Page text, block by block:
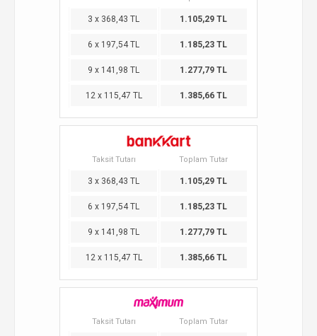
3 x 368,43 TL 1.105,29 TL
6 x 197,54 TL 1.185,23 TL
9 x 141,98 TL 1.277,79 TL
12 x 115,47 TL 1.385,66 TL
Taksit Tutarı Toplam Tutar
3 x 368,43 TL 1.105,29 TL
6 x 197,54 TL 1.185,23 TL
9 x 141,98 TL 1.277,79 TL
12 x 115,47 TL 1.385,66 TL
Taksit Tutarı Toplam Tutar